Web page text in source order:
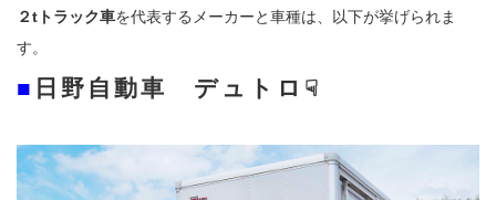
２tトラック車を代表するメーカーと車種は、以下が挙げられま
す。
■ 日野自動車 デュトロ ☟